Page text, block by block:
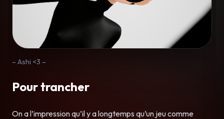
– Ashi <3 –
Pour trancher
On a l’impression qu’il y a longtemps qu’un jeu comme